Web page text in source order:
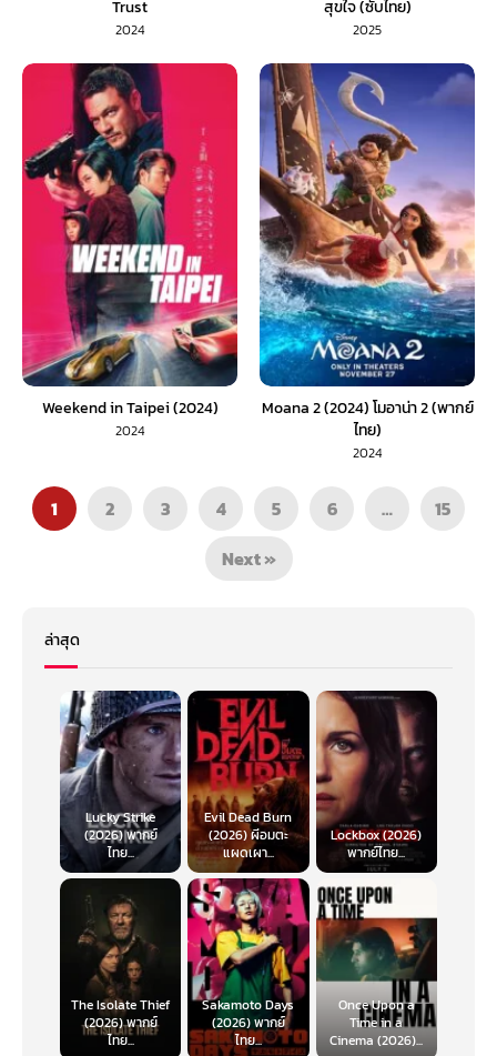
Trust
2024
สุขใจ (ซับไทย)
2025
Weekend in Taipei (2024)
2024
Moana 2 (2024) โมอาน่า 2 (พากย์
ไทย)
2024
1 2 3 4 5 6 …
15
Next »
ล่าสุด
Lucky Strike
(2026) พากย์
ไทย...
Evil Dead Burn
(2026) ผีอมตะ
แผดเผา...
Lockbox (2026)
พากย์ไทย...
The Isolate Thief
(2026) พากย์
ไทย...
Sakamoto Days
(2026) พากย์
ไทย...
Once Upon a
Time in a
Cinema (2026)...